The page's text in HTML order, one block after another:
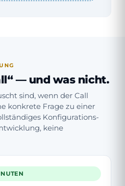
— und was nicht.
sind, wenn der Call
konkrete Frage zu einer
Konfigurations-
keine